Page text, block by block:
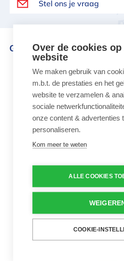
Stel ons je vraag
Gerelateerd aan dit product
Roze
Roze duikbril
€ 12,95 € 7,12
Duikbril voor
- +
Poncho
Over de cookies op
website
We maken gebruik van
m.b.t. de prestaties en het
website te verzamelen &
sociale
onze content & advertenties
personaliseren.
Kom meer te weten
ALLE COOKIES
COOKIE-